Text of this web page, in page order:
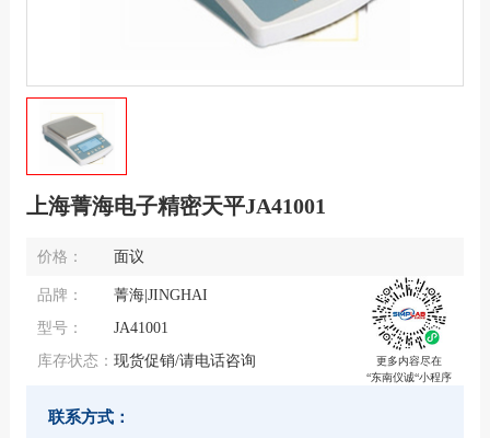
上海菁海电子精密天平JA41001
价格： 面议
更多内容尽在
“东南仪诚“小程序
品牌：
菁海|JINGHAI
型号：
JA41001
库存状态： 现货促销/请电话咨询
联系方式：